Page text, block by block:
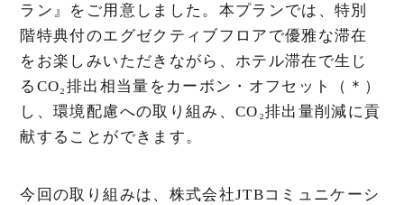
ラン』をご用意しました。本プランでは、特別
階特典付のエグゼクティブフロアで優雅な滞在
をお楽しみいただきながら、ホテル滞在で生じ
るCO₂排出相当量をカーボン・オフセット（＊）
し、環境配慮への取り組み、CO₂排出量削減に貢
献することができます。
今回の取り組みは、株式会社JTBコミュニケーシ